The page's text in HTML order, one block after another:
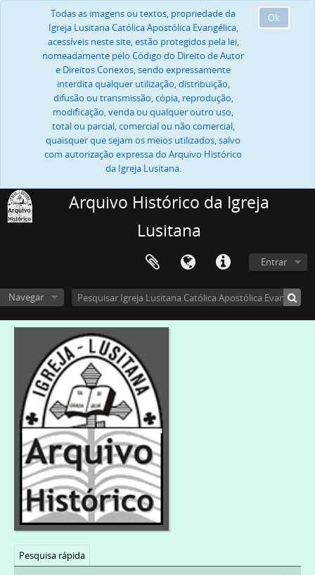
Ok
Todas as imagens ou textos, propriedade da
Igreja Lusitana Católica Apostólica Evangélica,
acessíveis neste site, estão protegidos pela lei,
nomeadamente pelo Código do Direito de Autor
e Direitos Conexos, sendo expressamente
interdita qualquer utilização, distribuição,
difusão ou transmissão, cópia, reprodução,
modificação, venda ou qualquer outro uso,
total ou parcial, comercial ou não comercial,
quaisquer que sejam os meios utilizados, salvo
com autorização expressa do Arquivo Histórico
da Igreja Lusitana.
Arquivo Histórico da Igreja
Lusitana
Entrar
Navegar
Pesquisa rápida